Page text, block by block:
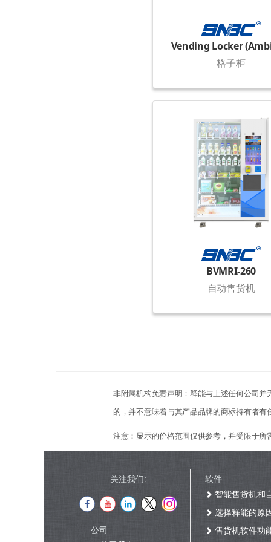
Vending Locker
格子柜
BVMRI-260
自动售货机
非附属机构免责声明：释能与上述任何公司
的，并不意味着与其产品品牌的商标持有者有
注意：显示的价格范围仅供参考，并受限于
关注我们:
公司
软件
智能售货机和
选择释能的原
售货机软件功